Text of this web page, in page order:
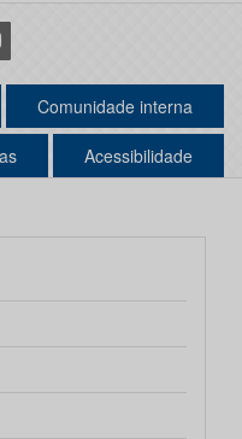
Comunidade interna
Acessibilidade